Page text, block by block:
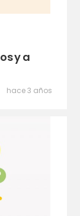
y a
hace 3 años